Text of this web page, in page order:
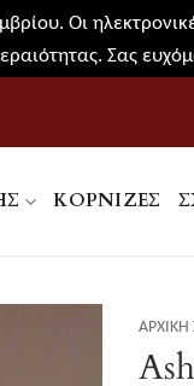
Οι
Σας
ΚΟΡΝΊΖΕΣ
ΑΡΧΙΚΉ